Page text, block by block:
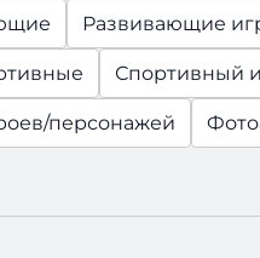
Развивающие
Спортивный
персонажей